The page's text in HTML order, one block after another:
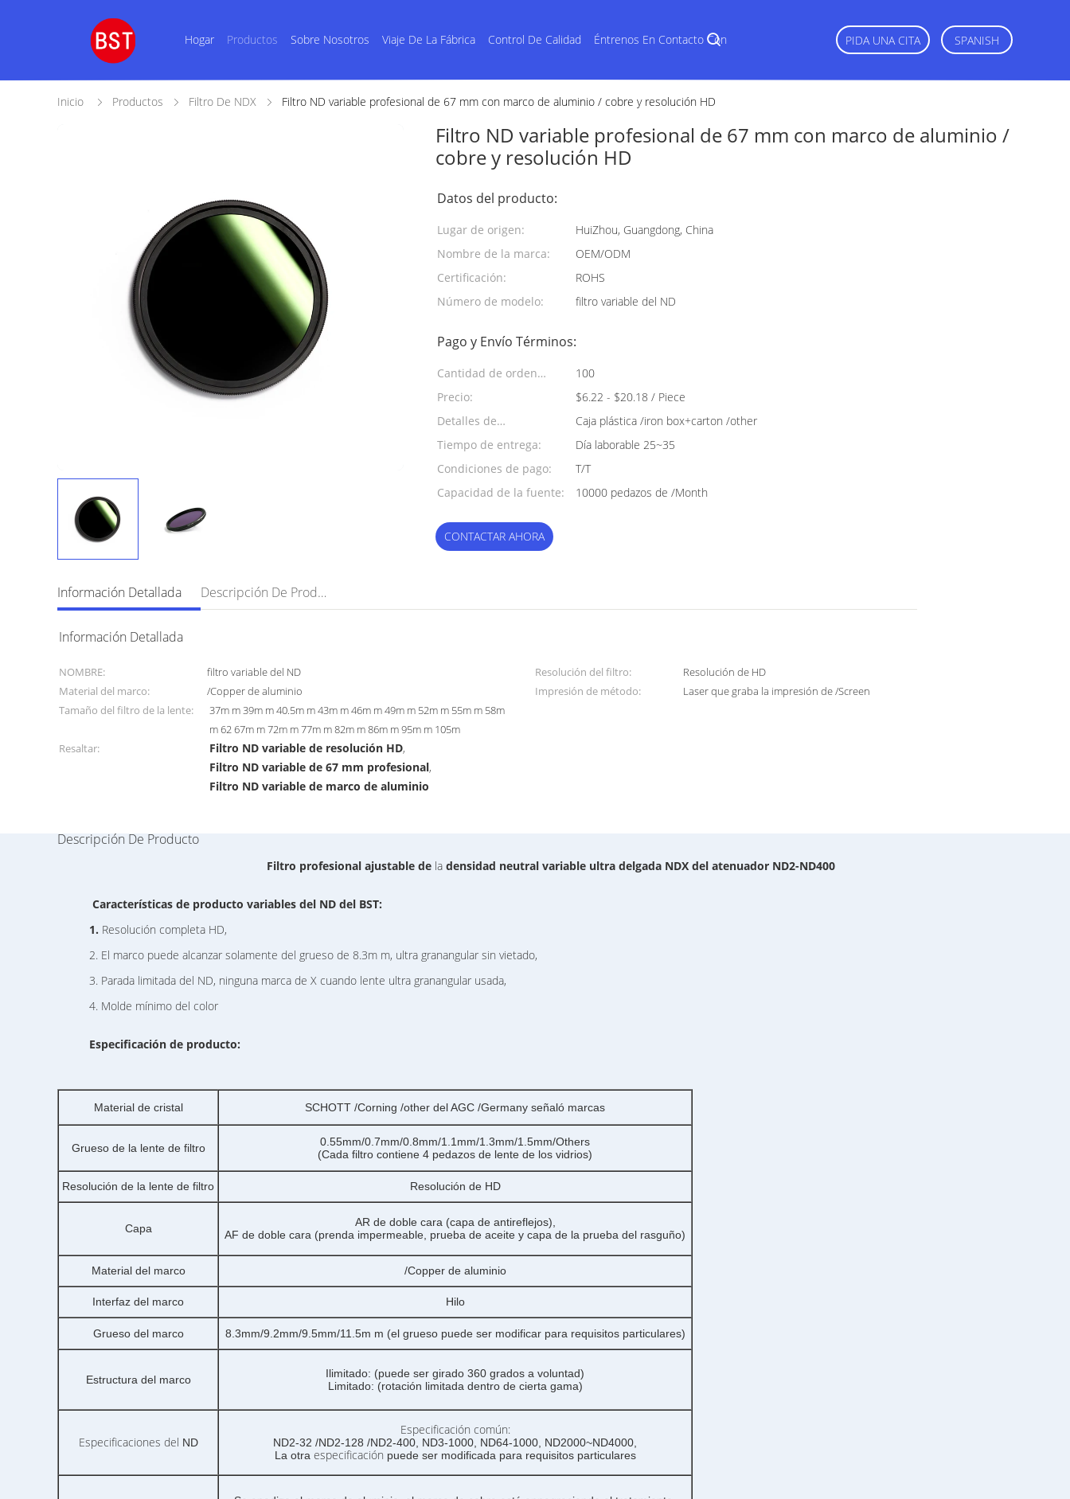
Hogar Productos Sobre Nosotros Viaje De La Fábrica Control De Calidad Éntrenos En Contacto Con PIDA UNA CITA SPANISH
Inicio Productos Filtro De NDX Filtro ND variable profesional de 67 mm con marco de aluminio / cobre y resolución HD
Filtro ND variable profesional de 67 mm con marco de aluminio /
cobre y resolución HD
Datos del producto:
Lugar de origen:
HuiZhou, Guangdong, China
Nombre de la marca:
OEM/ODM
Certificación:
ROHS
Número de modelo:
filtro variable del ND
Pago y Envío Términos:
Cantidad de orden
mínima:
100
Precio:
$6.22 - $20.18 / Piece
Detalles de
empaquetado:
Caja plástica /iron box+carton /other
Tiempo de entrega:
Día laborable 25~35
Condiciones de pago:
T/T
Capacidad de la fuente:
10000 pedazos de /Month
CONTACTAR AHORA
Información Detallada Descripción De Producto
Información Detallada
NOMBRE: filtro variable del ND Resolución del filtro:
Resolución de HD
Material del marco:
/Copper de aluminio Impresión de método:
Laser que graba la impresión de /Screen
Tamaño del filtro de la lente:
37m m 39m m 40.5m m 43m m 46m m 49m m 52m m 55m m 58m
m 62 67m m 72m m 77m m 82m m 86m m 95m m 105m
Resaltar:
Filtro ND variable de resolución HD,
Filtro ND variable de 67 mm profesional,
Filtro ND variable de marco de aluminio
Descripción De Producto
Filtro profesional ajustable de la densidad neutral variable ultra delgada NDX del atenuador ND2-ND400
Características de producto variables del ND del BST:
1. Resolución completa HD,
2. El marco puede alcanzar solamente del grueso de 8.3m m, ultra granangular sin vietado,
3. Parada limitada del ND, ninguna marca de X cuando lente ultra granangular usada,
4. Molde mínimo del color
Especificación de producto:
Material de cristal SCHOTT /Corning /other del AGC /Germany señaló marcas
Grueso de la lente de filtro
0.55mm/0.7mm/0.8mm/1.1mm/1.3mm/1.5mm/Others
(Cada filtro contiene 4 pedazos de lente de los vidrios)
Resolución de la lente de filtro Resolución de HD
Capa
AR de doble cara (capa de antireflejos),
AF de doble cara (prenda impermeable, prueba de aceite y capa de la prueba del rasguño)
Material del marco /Copper de aluminio
Interfaz del marco Hilo
Grueso del marco 8.3mm/9.2mm/9.5mm/11.5m m (el grueso puede ser modificar para requisitos particulares)
Estructura del marco
Ilimitado: (puede ser girado 360 grados a voluntad)
Limitado: (rotación limitada dentro de cierta gama)
Especificaciones del ND
Especificación común:
ND2-32 /ND2-128 /ND2-400, ND3-1000, ND64-1000, ND2000~ND4000,
La otraespecificación puede ser modificada para requisitos particulares